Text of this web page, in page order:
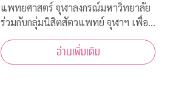
แพทยศาสตร์ จุฬาลงกรณ์มหาวิทยาลัย
ร่วมกับกลุ่มนิสิตสัตวแพทย์ จุฬาฯ เพื่อ
สวัสดิภาพสัตว์ ขอเชิญผู้สนใจเข้าร่วม
พิธีเปิด “โครงการ “สัตวแพทย์ จุฬาฯ
เพื่อสวัสดิภาพสัตว์ในรั้วจุฬาฯ” ในวัน
อ่านเพิ่มเติม